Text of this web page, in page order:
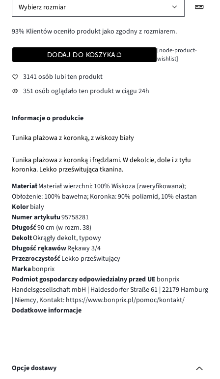
Wybierz rozmiar
93% Klientów oceniło produkt jako zgodny z rozmiarem.
DODAJ DO KOSZYKA
[node-product-
wishlist]
3141 osób lubi ten produkt
351 osób oglądało ten produkt w ciągu 24h
Informacje o produkcie
Tunika plażowa z koronką, z wiskozy biały
Tunika plażowa z koronką i frędzlami. W dekolcie, dole i z tyłu
koronka. Lekko prześwitująca tkanina.
MateriałMateriał wierzchni: 100% Wiskoza (zweryfikowana);
Obłożenie: 100% bawełna; Koronka: 90% poliamid, 10% elastan
Kolorbialy
Numer artykułu95758281
Długość90 cm (w rozm. 38)
DekoltOkrągły dekolt, typowy
Długość rękawówRękawy 3/4
PrzezroczystośćLekko prześwitujący
Markabonprix
Podmiot gospodarczy odpowiedzialny przed UE bonprix
Handelsgesellschaft mbH | Haldesdorfer Straße 61 | 22179 Hamburg
| Niemcy, Kontakt: https://www.bonprix.pl/pomoc/kontakt/
Dodatkowe informacje
Opcje dostawy